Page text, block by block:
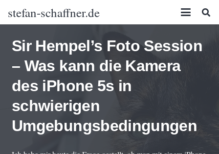
stefan-schaffner.de
Sir Hempel’s Foto Session
– Was kann die Kamera
des iPhone 5s in
schwierigen
Umgebungsbedingungen